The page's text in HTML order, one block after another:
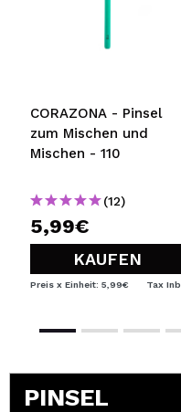
CORAZONA - Pinsel
zum Mischen und
Mischen - 110
(12)
5,99€
KAUFEN
Preis x Einheit: 5,99€ Tax Inb.
PINSEL